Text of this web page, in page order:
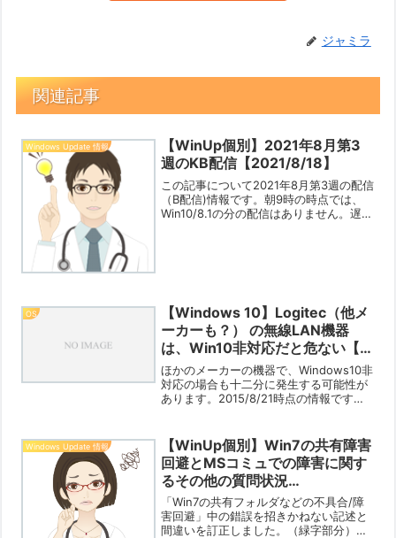
ジャミラ
関連記事
Windows Update 情報
【WinUp個別】2021年8月第3
週のKB配信【2021/8/18】
この記事について2021年8月第3週の配信
（B配信)情報です。朝9時の時点では、
Win10/8.1の分の配信はありません。遅刻
OS
【Windows 10】Logitec（他メ
ーカーも？） の無線LAN機器
は、Win10非対応だと危ない【ア
ップ前に必ず確認】
ほかのメーカーの機器で、Windows10非
対応の場合も十二分に発生する可能性が
あります。2015/8/21時点の情報です。
際に使用中でサポートの確認が取れ
た」...
Windows Update 情報
【WinUp個別】Win7の共有障害
回避とMSコミュでの障害に関す
るその他の質問状況
【2019/1/11】
「Win7の共有フォルダなどの不具合/障
害回避」中の錯誤を招きかねない記述と
間違いを訂正しました。（緑字部分）深